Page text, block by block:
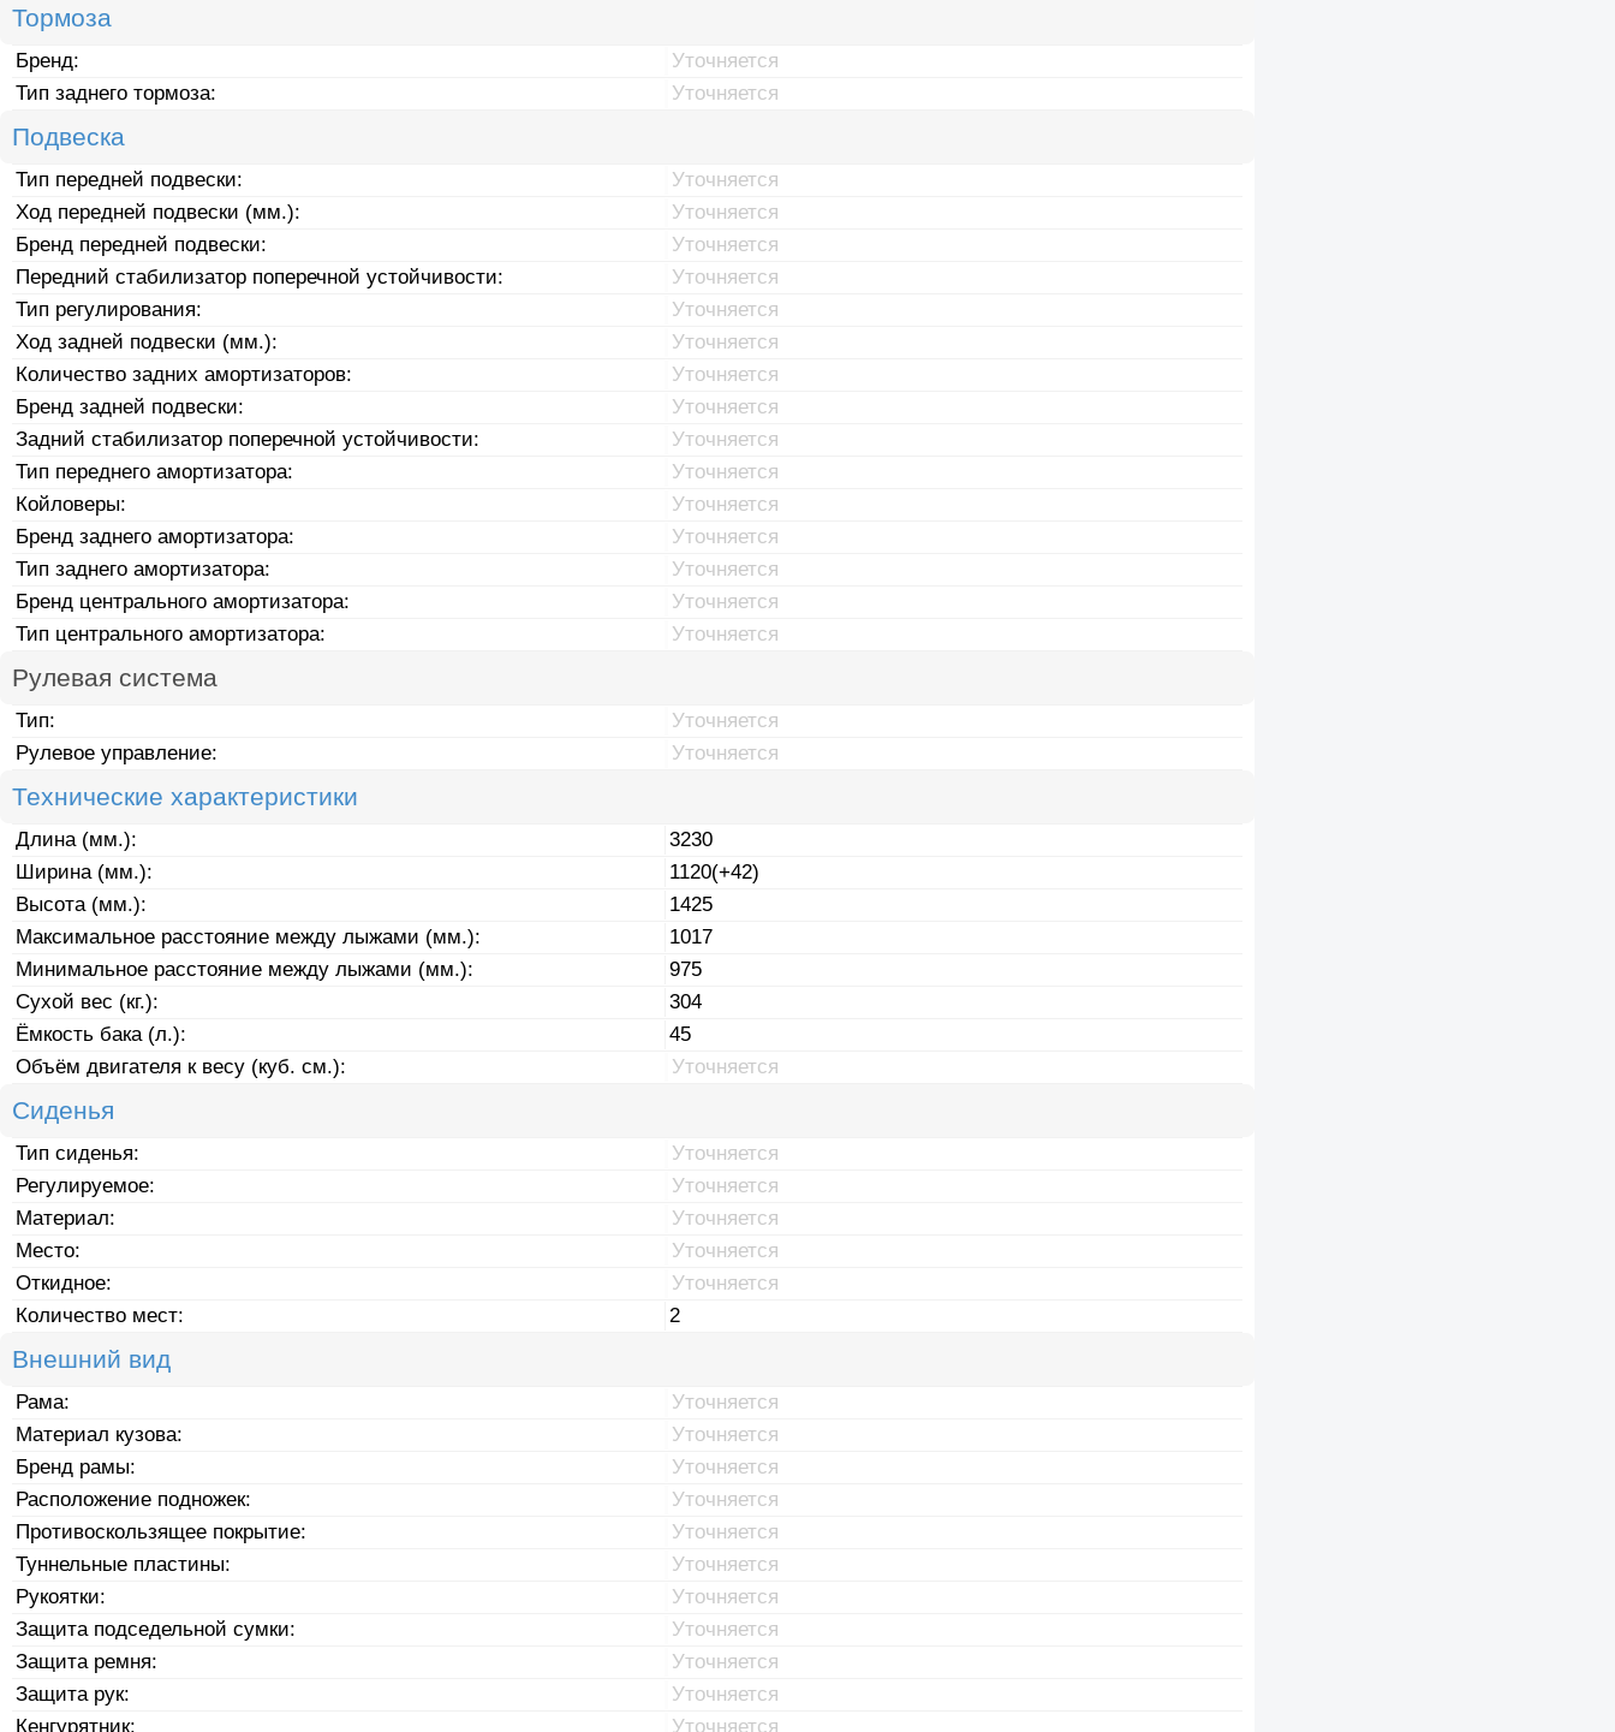
Тормоза
Бренд:
Уточняется
Тип заднего тормоза:
Уточняется
Подвеска
Тип передней подвески:
Уточняется
Ход передней подвески (мм.):
Уточняется
Бренд передней подвески:
Уточняется
Передний стабилизатор поперечной устойчивости:
Уточняется
Тип регулирования:
Уточняется
Ход задней подвески (мм.):
Уточняется
Количество задних амортизаторов:
Уточняется
Бренд задней подвески:
Уточняется
Задний стабилизатор поперечной устойчивости:
Уточняется
Тип переднего амортизатора:
Уточняется
Койловеры:
Уточняется
Бренд заднего амортизатора:
Уточняется
Тип заднего амортизатора:
Уточняется
Бренд центрального амортизатора:
Уточняется
Тип центрального амортизатора:
Уточняется
Рулевая система
Тип:
Уточняется
Рулевое управление:
Уточняется
Технические характеристики
Длина (мм.):
3230
Ширина (мм.):
1120(+42)
Высота (мм.):
1425
Максимальное расстояние между лыжами (мм.):
1017
Минимальное расстояние между лыжами (мм.):
975
Сухой вес (кг.):
304
Ёмкость бака (л.):
45
Объём двигателя к весу (куб. см.):
Уточняется
Сиденья
Тип сиденья:
Уточняется
Регулируемое:
Уточняется
Материал:
Уточняется
Место:
Уточняется
Откидное:
Уточняется
Количество мест:
2
Внешний вид
Рама:
Уточняется
Материал кузова:
Уточняется
Бренд рамы:
Уточняется
Расположение подножек:
Уточняется
Противоскользящее покрытие:
Уточняется
Туннельные пластины:
Уточняется
Рукоятки:
Уточняется
Защита подседельной сумки:
Уточняется
Защита ремня:
Уточняется
Защита рук:
Уточняется
Кенгурятник:
Уточняется